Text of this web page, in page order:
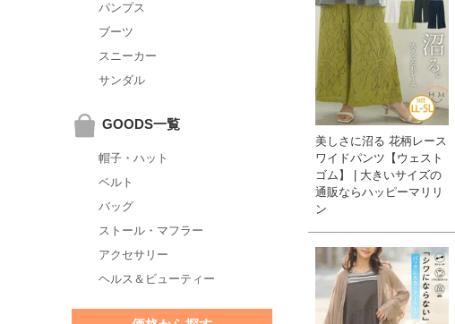
パンプス
ブーツ
スニーカー
サンダル
GOODS一覧
帽子・ハット
ベルト
バッグ
ストール・マフラー
アクセサリー
ヘルス＆ビューティー
美しさに沼る 花柄レース
ワイドパンツ【ウェスト
ゴム】 | 大きいサイズの
通販ならハッピーマリリ
ン